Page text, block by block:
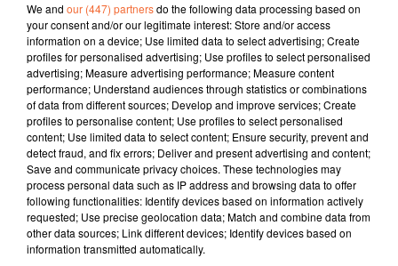
info niort
24 février 2020
JOURNAL DU NIORT DU 24 FÉVRIER (SOIR)
Collines la Radio
Info Niort
Présenté par Fabien Gazeau
- Les avocats maintiennent leur grève contre la réforme
des retraites.
We and our (447) partnersdo the following data processing based on
your consent and/or our legitimate interest: Store and/or access
information on a device; Use limited data to select advertising; Create
profiles for personalised advertising; Use profiles to select personalised
advertising; Measure advertising performance; Measure content
performance; Understand audiences through statistics or combinations
of data from different sources; Develop and improve services; Create
profiles to personalise content; Use profiles to select personalised
content; Use limited data to select content; Ensure security, prevent and
detect fraud, and fix errors; Deliver and present advertising and content;
Save and communicate privacy choices. These technologies may
process personal data such as IP address and browsing data to offer
following functionalities: Identify devices based on information actively
requested; Use precise geolocation data; Match and combine data from
other data sources; Link different devices; Identify devices based on
information transmitted automatically.